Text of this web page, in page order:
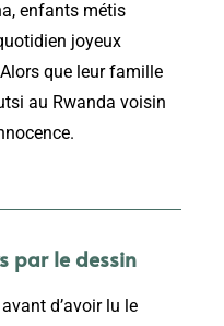
enfants métis
joyeux
que leur famille
au Rwanda voisin
par le dessin
d’avoir lu le